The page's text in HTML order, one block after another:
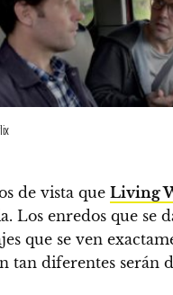
de vista que Living
Los enredos que se
que se ven
tan diferentes serán